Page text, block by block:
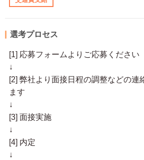
選考プロセス
[1] 応募フォームよりご応募ください
↓
[2] 弊社より面接日程の調整などの連
ます
↓
[3] 面接実施
↓
[4] 内定
↓